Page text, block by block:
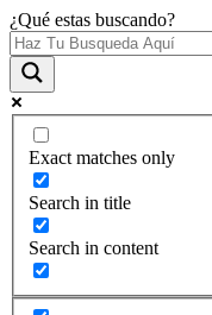
¿Qué estas buscando?
Exact matches only
Search in title
Search in content